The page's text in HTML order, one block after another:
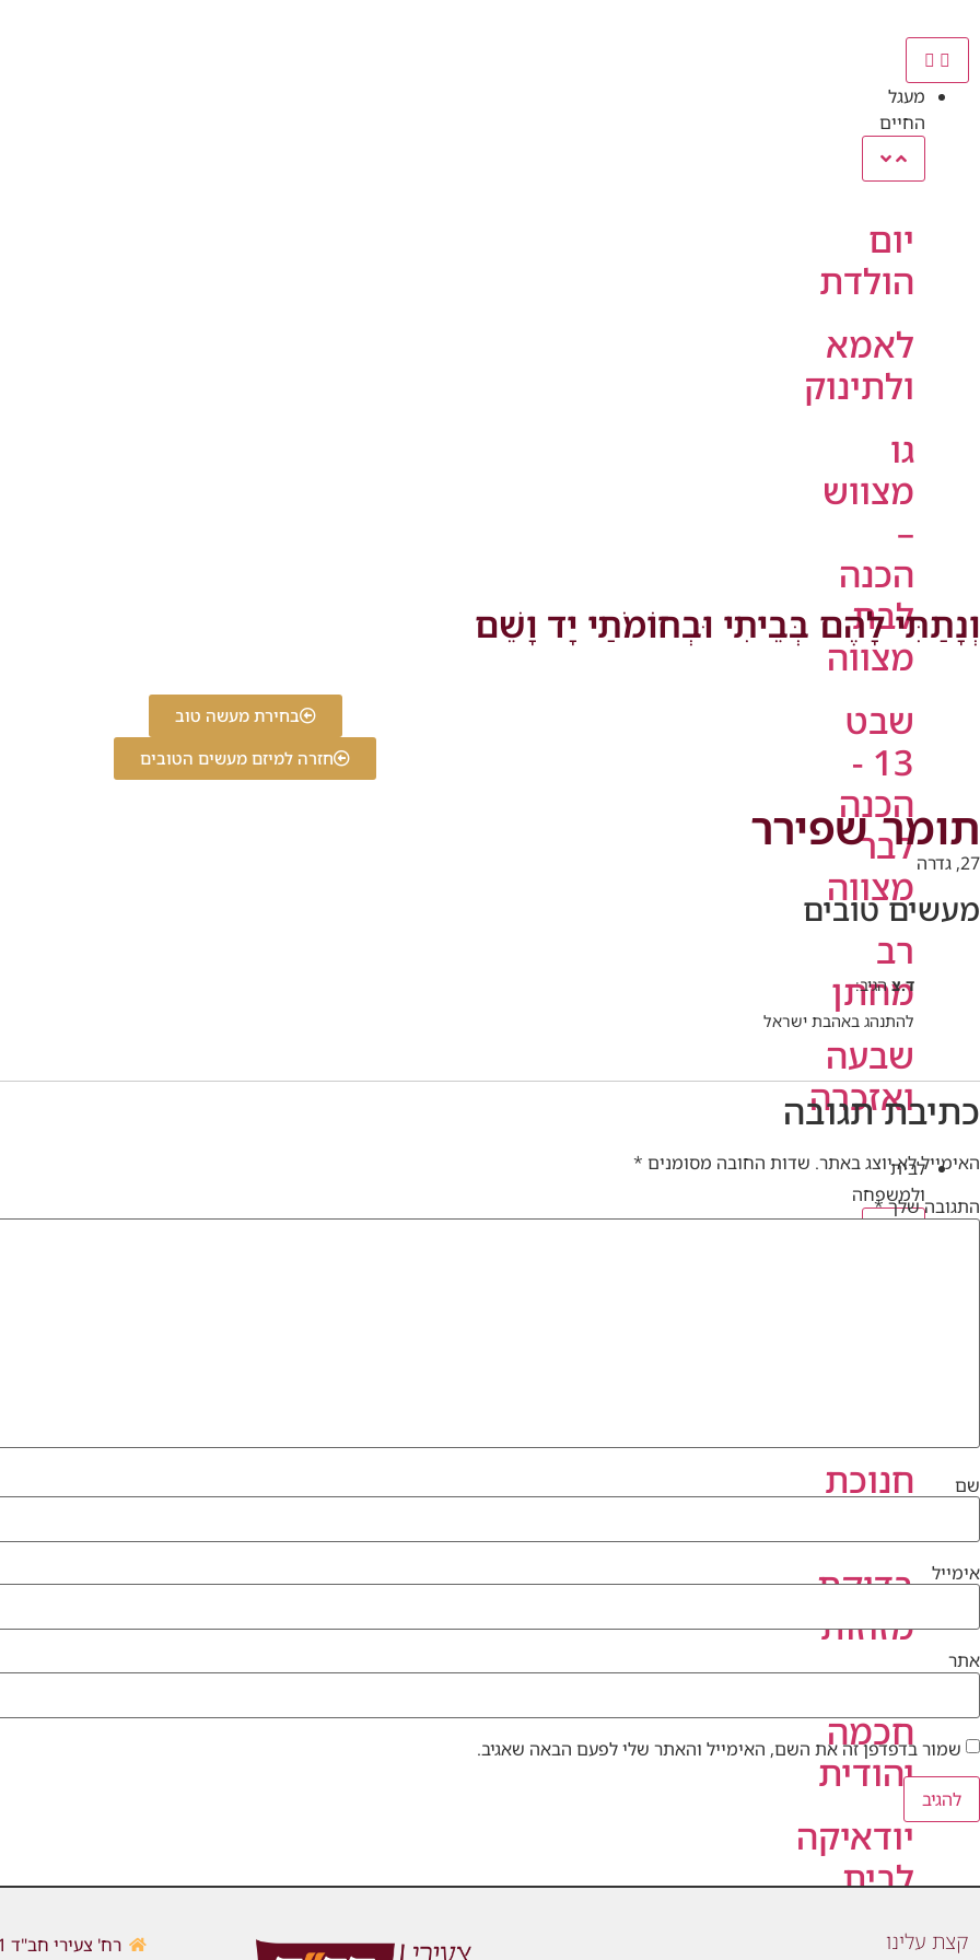
מעגל
החיים
יום
הולדת
לאמא
ולתינוק
גו
מצווש
–
הכנה
לבת
מצווה
שבט
13 -
הכנה
לבר
מצווה
רב
מחתן
שבעה
ואזכרה
לבית
ולמשפחה
חנוכת
בדיקת
מזוזות
ספרי
חכמה
יהודית
יודאיקה
לבית
וְנָתַתִּי לָהֶם בְּבֵיתִי וּבְחוֹמֹתַי יָד וָשֵׁם
בחירת מעשה טוב
חזרה למיזם מעשים הטובים
תומר שפירר
27, גדרה
מעשים טובים
ד.צ הגיב:
להתנהג באהבת ישראל
כתיבת תגובה
האימייל לא יוצג באתר. שדות החובה מסומנים *
התגובה שלך*
שם
אימייל
אתר
שמור בדפדפן זה את השם, האימייל והאתר שלי לפעם הבאה שאגיב.
קצת עלינו
רח' צעירי חב"ד 1, כפר חב"ד